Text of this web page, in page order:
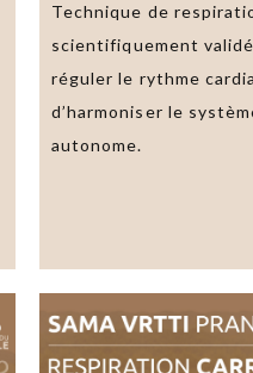
Technique de
scientifiquement
réguler le rythme
d’harmoniser le
autonome.